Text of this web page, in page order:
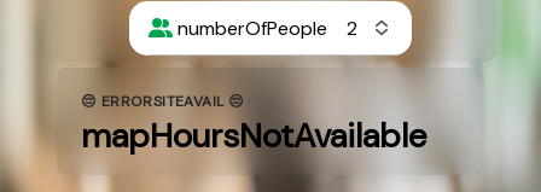
numberOfPeople
mapHoursNotAvailable
😔 ERRORSITEAVAIL 😔